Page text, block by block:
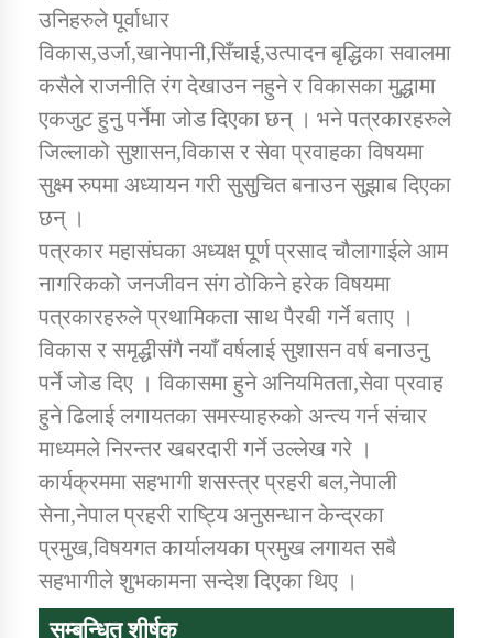
तातोपानी गाउँपालिका जुम्लाको सूचना
उनिहरुले पूर्वाधार
विकास,उर्जा,खानेपानी,सिँचाई,उत्पादन बृद्धिका सवालमा
कसैले राजनीति रंग देखाउन नहुने र विकासका मुद्धामा
एकजुट हुनु पर्नेमा जोड दिएका छन् । भने पत्रकारहरुले
जिल्लाको सुशासन,विकास र सेवा प्रवाहका विषयमा
सुक्ष्म रुपमा अध्यायन गरी सुसुचित बनाउन सुझाब दिएका
छन् ।
पत्रकार महासंघका अध्यक्ष पूर्ण प्रसाद चौलागाईले आम
नागरिकको जनजीवन संग ठोकिने हरेक विषयमा
पत्रकारहरुले प्रथामिकता साथ पैरबी गर्ने बताए ।
विकास र समृद्धीसंगै नयाँ वर्षलाई सुशासन वर्ष बनाउनु
पर्ने जोड दिए । विकासमा हुने अनियमितता,सेवा प्रवाह
हुने ढिलाई लगायतका समस्याहरुको अन्त्य गर्न संचार
माध्यमले निरन्तर खबरदारी गर्ने उल्लेख गरे ।
कार्यक्रममा सहभागी शसस्त्र प्रहरी बल,नेपाली
सेना,नेपाल प्रहरी राष्ट्यि अनुसन्धान केन्द्रका
प्रमुख,विषयगत कार्यालयका प्रमुख लगायत सबै
सहभागीले शुभकामना सन्देश दिएका थिए ।
सम्बन्धित शीर्षक